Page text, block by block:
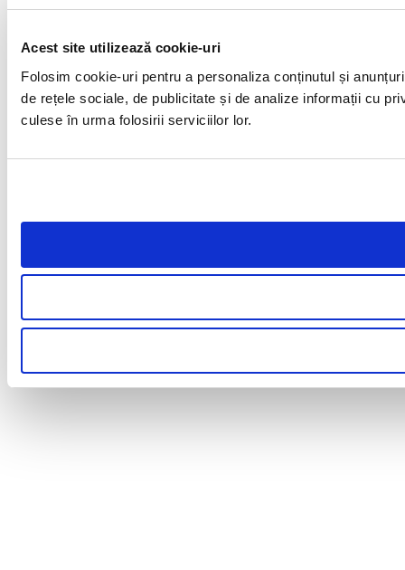
Acest site utilizează cookie-uri
Folosim cookie-uri pentru a personaliza conținutul și
de rețele sociale, de publicitate și de analize informații cu
culese în urma folosirii serviciilor lor.